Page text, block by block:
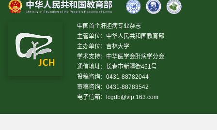
中国首个肝胆病专业杂志
主管单位：中华人民共和国教育部
主办单位：吉林大学
学术支持：中华医学会肝病学分会
通信地址：长春市新疆街461号
投稿咨询：0431-88782044
审稿咨询：0431-88783542
电子信箱：
lcgdb@vip.163.com